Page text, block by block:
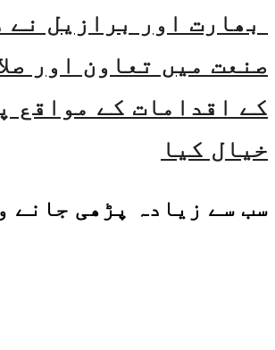
بھارت اور برازیل نے
صنعت میں تعاون اور
کے اقدامات کے مواقع
خیال کیا
سب سے زیادہ پڑھی جانے